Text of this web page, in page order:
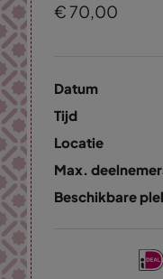
€ 70,00
Datum
Tijd
Locatie
Max.
Beschikbare